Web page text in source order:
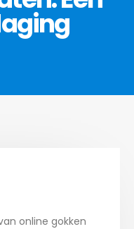
online gokken